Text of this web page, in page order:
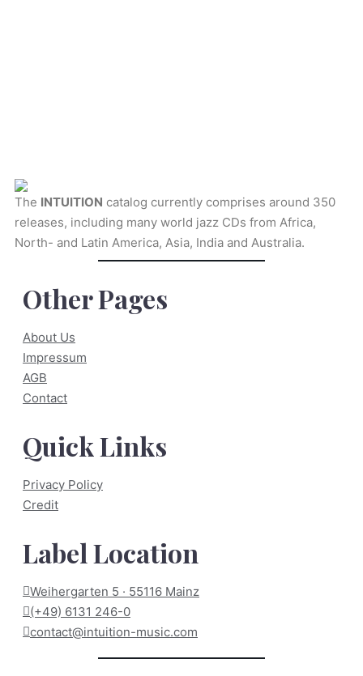
The INTUITION catalog currently comprises around 350
releases, including many world jazz CDs from Africa,
North- and Latin America, Asia, India and Australia.
Other Pages
About Us
Impressum
AGB
Contact
Quick Links
Privacy Policy
Credit
Label Location
Weihergarten 5 · 55116 Mainz
(+49) 6131 246-0
contact@intuition-music.com